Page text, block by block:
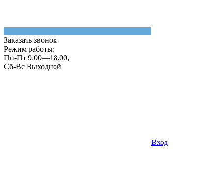
Заказать звонок
Режим работы:
Пн-Пт 9:00—18:00;
Сб-Вс Выходной
Вход